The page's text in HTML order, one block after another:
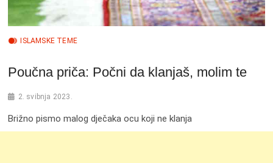
ISLAMSKE TEME
Poučna priča: Počni da klanjaš, molim te
2. svibnja 2023.
Brižno pismo malog dječaka ocu koji ne klanja